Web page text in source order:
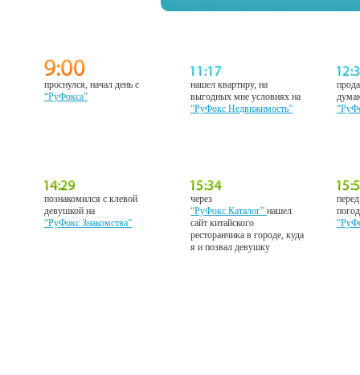
проснулся, начал день с
“РуФокса”
нашел квартиру, на
выгодных мне условиях на
“РуФокс Недвижимость”
познакомился с клевой
девушкой на
“РуФокс Знакомства”
через
“РуФокс Каталог”нашел
сайт китайского
ресторанчика в городе, куда
я и позвал девушку